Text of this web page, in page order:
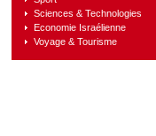
Sciences & Technologies
Economie Israélienne
Voyage & Tourisme